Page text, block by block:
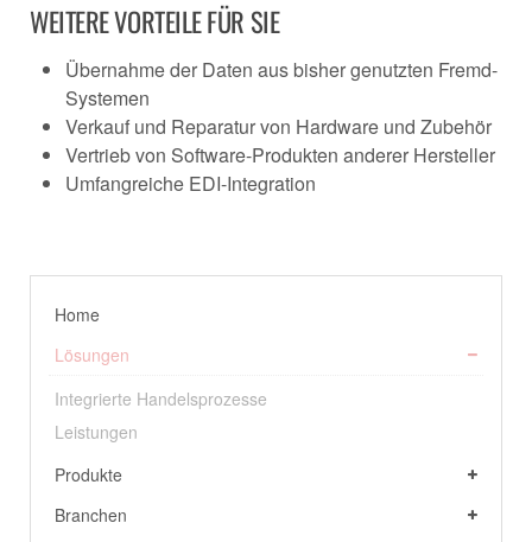
WEITERE VORTEILE FÜR SIE
Übernahme der Daten aus bisher genutzten Fremd-
Systemen
Verkauf und Reparatur von Hardware und Zubehör
Vertrieb von Software-Produkten anderer Hersteller
Umfangreiche EDI-Integration
Home
Lösungen
Integrierte Handelsprozesse
Leistungen
Produkte
Branchen